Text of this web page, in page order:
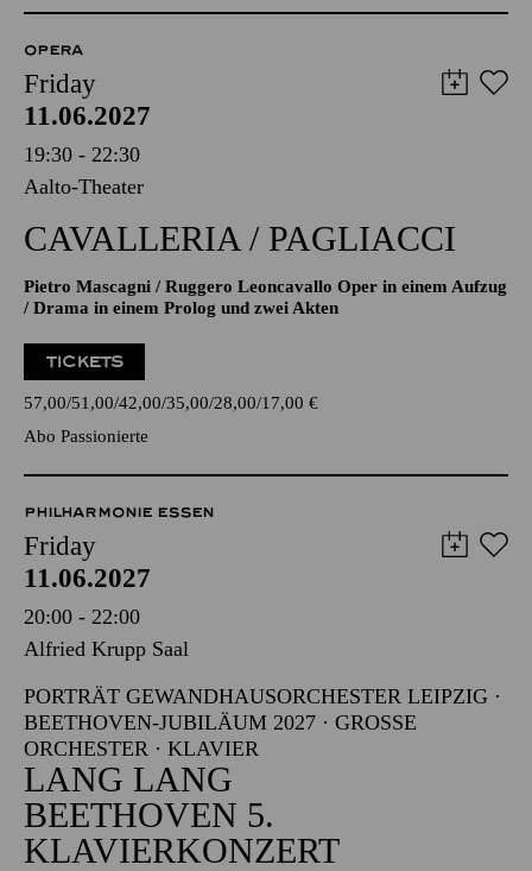
OPERA
Friday
11.06.2027
19:30 - 22:30
Aalto-Theater
CAVALLERIA / PAGLIACCI
Pietro Mascagni / Ruggero Leoncavallo Oper in einem Aufzug
/ Drama in einem Prolog und zwei Akten
TICKETS
57,00 51,00 42,00 35,00 28,00 17,00 €
Abo Passionierte
PHILHARMONIE ESSEN
Friday
11.06.2027
20:00 - 22:00
Alfried Krupp Saal
PORTRÄT GEWANDHAUSORCHESTER LEIPZIG ·
BEETHOVEN-JUBILÄUM 2027 · GROSSE O
RCHESTER · KLAVIER
LANG LANG
BEETHOVEN 5.
KLAVIERKONZERT